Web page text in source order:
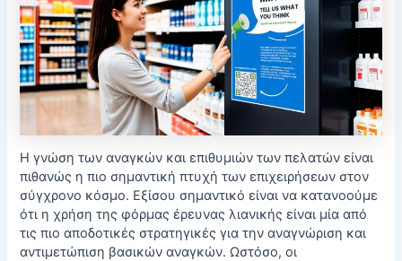
Η γνώση των αναγκών και επιθυμιών των πελατών είναι
πιθανώς η πιο σημαντική πτυχή των επιχειρήσεων στον
σύγχρονο κόσμο. Εξίσου σημαντικό είναι να κατανοούμε
ότι η χρήση της φόρμας έρευνας λιανικής είναι μία από
τις πιο αποδοτικές στρατηγικές για την αναγνώριση και
αντιμετώπιση βασικών αναγκών. Ωστόσο, οι